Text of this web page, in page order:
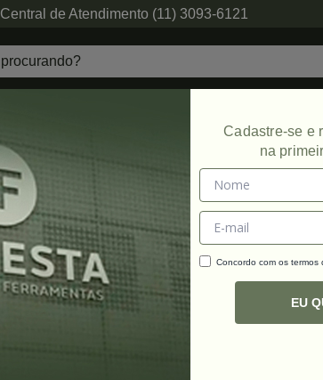
Central de Atendimento (11) 3093-6121
Cadastre-se e
na
Concordo com os termos
EU